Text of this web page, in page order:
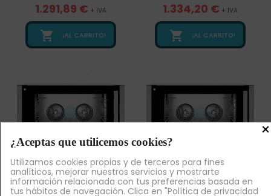
1.291,89 € + IVA
 ¡AL CARRITO!
1.334,20 € + IVA
 ¡AL CARRITO!
Venta Exclusiva Online Venta Exclusiva Online
×
¿Aceptas que utilicemos cookies?
Utilizamos cookies propias y de terceros para fines
analíticos, mejorar nuestros servicios y mostrarte
información relacionada con tus preferencias basada en
tus hábitos de navegación. Clica en "Política de privacidad